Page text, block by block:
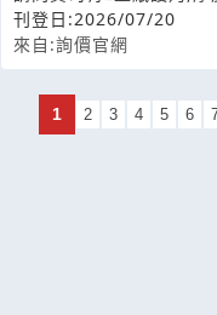
刊登日:2026/07/20
來自:詢價官網
1 2 3 4 5 6